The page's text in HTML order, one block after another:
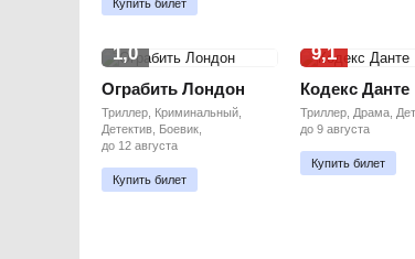
Купить билет
1,0
Ограбить Лондон
Триллер, Криминальный,
Детектив, Боевик,
до 12 августа
Купить билет
9,1
Кодекс Данте
Триллер, Драма,
до 9 августа
Купить билет